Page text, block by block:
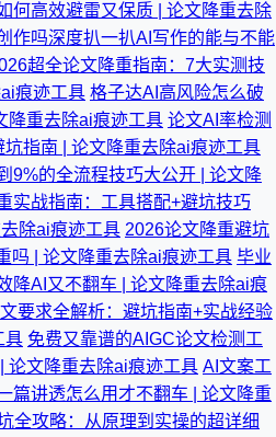
何高效避雷又保质 | 论文降重去除
作吗深度扒一扒AI写作的能与不能
超全论文降重指南：7大实测技
痕迹工具 格子达AI高风险怎么破
降重去除ai痕迹工具 论文AI率检测
指南 | 论文降重去除ai痕迹工具
9%的全流程技巧大公开 | 论文降
实战指南：工具搭配+避坑技巧
除ai痕迹工具 2026论文降重避坑
吗 | 论文降重去除ai痕迹工具 毕业
降AI又不翻车 | 论文降重去除ai痕
要求全解析：避坑指南+实战经验
具 免费又靠谱的AIGC论文检测工
论文降重去除ai痕迹工具 AI文案工
篇讲透怎么用才不翻车 | 论文降重
全攻略：从原理到实操的超详细